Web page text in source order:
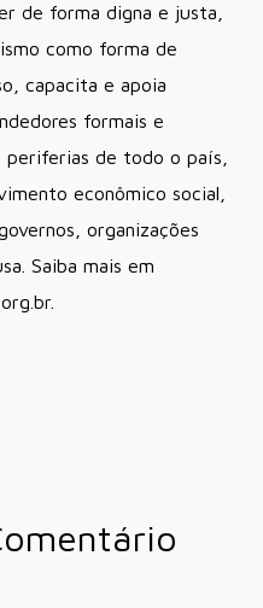
de forma digna e justa,
como forma de
capacita e apoia
formais e
periferias de todo o país,
econômico social,
organizações
Saiba mais em